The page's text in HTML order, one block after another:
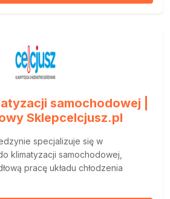
samochodowej |
Sklepcelcjusz.pl
specjalizuje się w
klimatyzacji samochodowej,
pracę układu chłodzenia